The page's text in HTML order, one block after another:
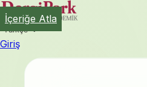
Türkçe
Giriş
İçeriğe Atla